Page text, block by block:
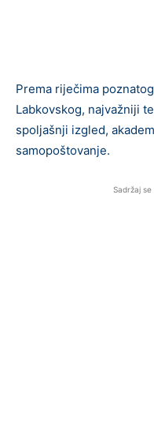
Prema riječima
Labkovskog, najvažniji
spoljašnji izgled,
samopoštovanje.
Sadržaj